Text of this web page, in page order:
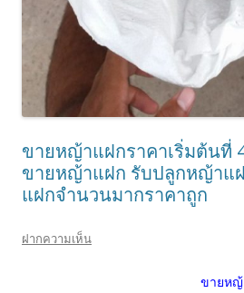
ขายหญ้าแฝกราคาเริ่มต้นที่
ขายหญ้าแฝก รับปลูกหญ้าแ
แฝกจำนวนมากราคาถูก
ฝากความเห็น
ขายหญ้